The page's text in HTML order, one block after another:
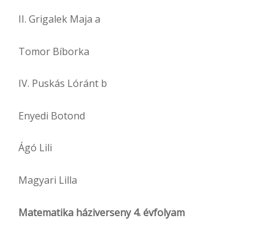
II. Grigalek Maja a
Tomor Bíborka
IV. Puskás Lóránt b
Enyedi Botond
Ágó Lili
Magyari Lilla
Matematika háziverseny 4. évfolyam